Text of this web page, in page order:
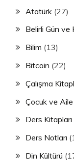
Atatürk (27)
Belirli Gün
Bilim (13)
Bitcoin (22)
Çalışma
Çocuk ve Aile
Ders Kitapları
Ders Notları
Din Kültürü